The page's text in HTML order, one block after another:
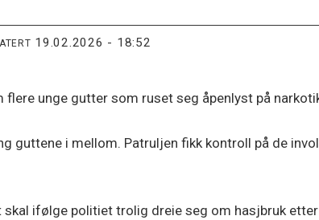
19.02.2026 - 18:52
unge gutter som ruset seg åpenlyst på
guttene i mellom. Patruljen fikk kontroll på de
skal ifølge politiet trolig dreie seg om hasjbruk